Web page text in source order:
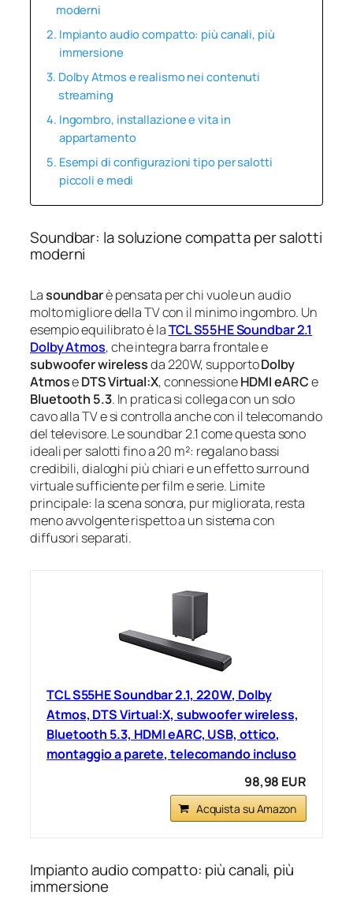
moderni
Impianto audio compatto: più canali, più
immersione
Dolby Atmos e realismo nei contenuti
streaming
Ingombro, installazione e vita in
appartamento
Esempi di configurazioni tipo per salotti
piccoli e medi
Soundbar: la soluzione compatta per salotti
moderni
Lasoundbarè pensata per chi vuole un audio
molto migliore della TV con il minimo ingombro. Un
esempio equilibrato è laTCL S55HE Soundbar 2.1
Dolby Atmos, che integra barra frontale e
subwoofer wirelessda 220W, supportoDolby
AtmoseDTS Virtual:X, connessioneHDMI eARCe
Bluetooth 5.3. In pratica si collega con un solo
cavo alla TV e si controlla anche con il telecomando
del televisore. Le soundbar 2.1 come questa sono
ideali per salotti fino a 20 m²: regalano bassi
credibili, dialoghi più chiari e un effetto surround
virtuale sufficiente per film e serie. Limite
principale: la scena sonora, pur migliorata, resta
meno avvolgente rispetto a un sistema con
diffusori separati.
TCL S55HE Soundbar 2.1, 220W, Dolby
Atmos, DTS Virtual:X, subwoofer wireless,
Bluetooth 5.3, HDMI eARC, USB, ottico,
montaggio a parete, telecomando incluso
98,98 EUR
Acquista su Amazon
Impianto audio compatto: più canali, più
immersione